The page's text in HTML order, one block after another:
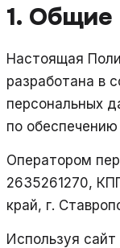
1. Общие
Настоящая
разработана в
персональных
по
Оператором
2635261270,
край, г.
Используя